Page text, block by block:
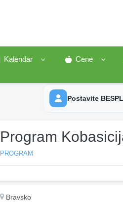
Kalendar Cene
Postavite
Program
PROGRAM
Bravsko